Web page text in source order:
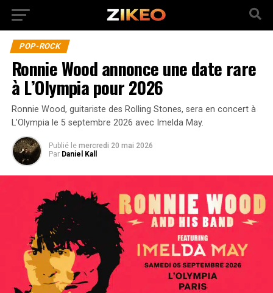
POP-ROCK
Ronnie Wood annonce une date rare
à L’Olympia pour 2026
Ronnie Wood, guitariste des Rolling Stones, sera en concert à
L’Olympia le 5 septembre 2026 avec Imelda May.
Publié le mercredi 20 mai 2026
Par Daniel Kall